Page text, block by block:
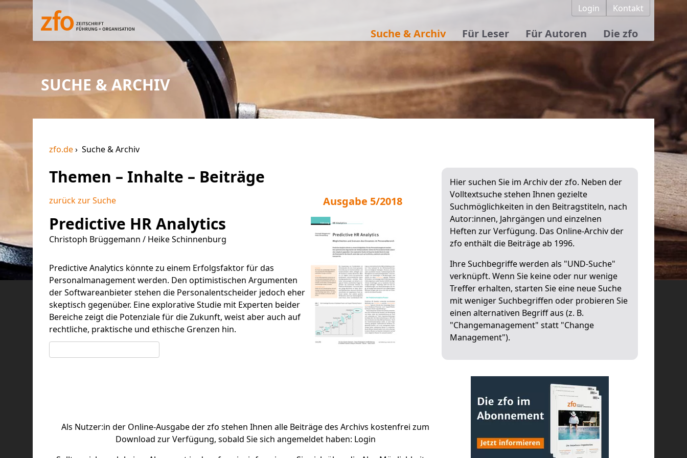
Suche & Archiv Für Leser Für Autoren Die zfo
Login Kontakt
SUCHE & ARCHIV
zfo.de Suche & Archiv
Themen – Inhalte – Beiträge
zurück zur Suche
Predictive HR Analytics
Christoph Brüggemann / Heike Schinnenburg
Predictive Analytics könnte zu einem Erfolgsfaktor für das
Personalmanagement werden. Den optimistischen Argumenten
der Softwareanbieter stehen die Personalentscheider jedoch eher
skeptisch gegenüber. Eine explorative Studie mit Experten beider
Bereiche zeigt die Potenziale für die Zukunft, weist aber auch auf
rechtliche, praktische und ethische Grenzen hin.
Ausgabe 5/2018
Als Nutzer:in der Online-Ausgabe der zfo stehen Ihnen alle Beiträge des Archivs kostenfrei zum
Download zur Verfügung, sobald Sie sich angemeldet haben: Login
Hier suchen Sie im Archiv der zfo. Neben der
Volltextsuche stehen Ihnen gezielte
Suchmöglichkeiten in den Beitragstiteln, nach
Autor:innen, Jahrgängen und einzelnen
Heften zur Verfügung. Das Online-Archiv der
zfo enthält die Beiträge ab 1996.
Ihre Suchbegriffe werden als "UND-Suche"
verknüpft. Wenn Sie keine oder nur wenige
Treffer erhalten, starten Sie eine neue Suche
mit weniger Suchbegriffen oder probieren Sie
einen alternativen Begriff aus (z. B.
"Changemanagement" statt "Change
Management").